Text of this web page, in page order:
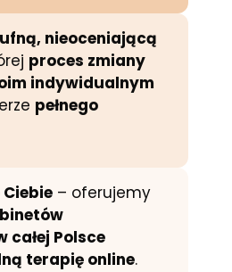
nieoceniającą
proces zmiany
indywidualnym
pełnego
– oferujemy
Polsce
terapię online.